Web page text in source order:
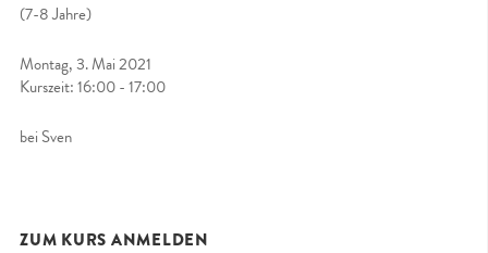
(7-8 Jahre)
Montag, 3. Mai 2021
Kurszeit: 16:00 - 17:00
bei Sven
ZUM KURS ANMELDEN